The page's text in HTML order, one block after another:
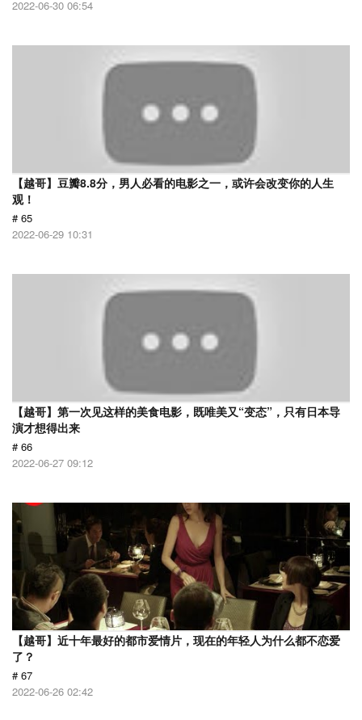
2022-06-30 06:54
【越哥】豆瓣8.8分，男人必看的电影之一，或许会改变你的人生
观！
# 65
2022-06-29 10:31
【越哥】第一次见这样的美食电影，既唯美又“变态”，只有日本导
演才想得出来
# 66
2022-06-27 09:12
【越哥】近十年最好的都市爱情片，现在的年轻人为什么都不恋爱
了？
# 67
2022-06-26 02:42